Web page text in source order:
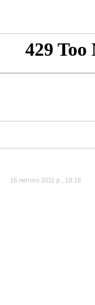
16 лютого 2011 р., 18:16